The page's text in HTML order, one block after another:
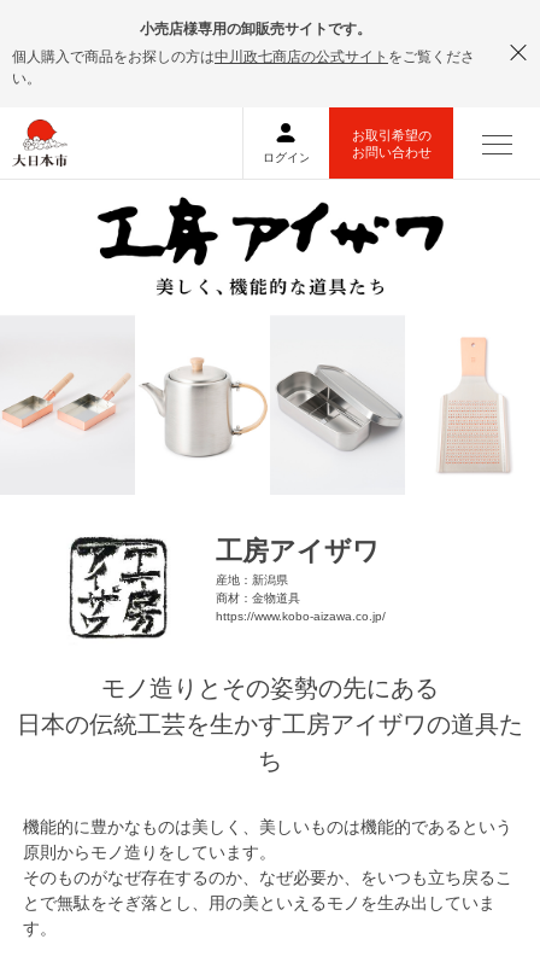
小売店様専用の卸販売サイトです。
個人購入で商品をお探しの方は中川政七商店の公式サイト をご覧くださ
い。
工房アイザワ
産地：新潟県
商材：金物道具
https://www.kobo-aizawa.co.jp/
モノ造りとその姿勢の先にある
日本の伝統工芸を生かす工房アイザワの道具た
ち
機能的に豊かなものは美しく、美しいものは機能的であるという
原則からモノ造りをしています。
そのものがなぜ存在するのか、なぜ必要か、をいつも立ち戻るこ
とで無駄をそぎ落とし、用の美といえるモノを生み出していま
す。